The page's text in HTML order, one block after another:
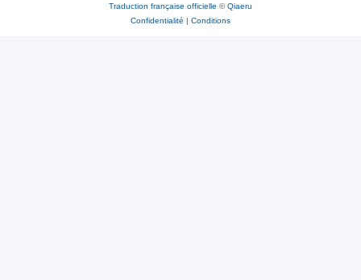
Traduction française officielle ©Qiaeru
Confidentialité | Conditions